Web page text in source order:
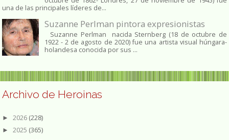
una de las principales líderes de...
Suzanne Perlman pintora expresionistas
Suzanne Perlman nacida Sternberg (18 de octubre de
1922 - 2 de agosto de 2020) fue una artista visual húngara-
holandesa conocida por sus ...
Archivo de Heroinas
► 2026 (228)
► 2025 (365)